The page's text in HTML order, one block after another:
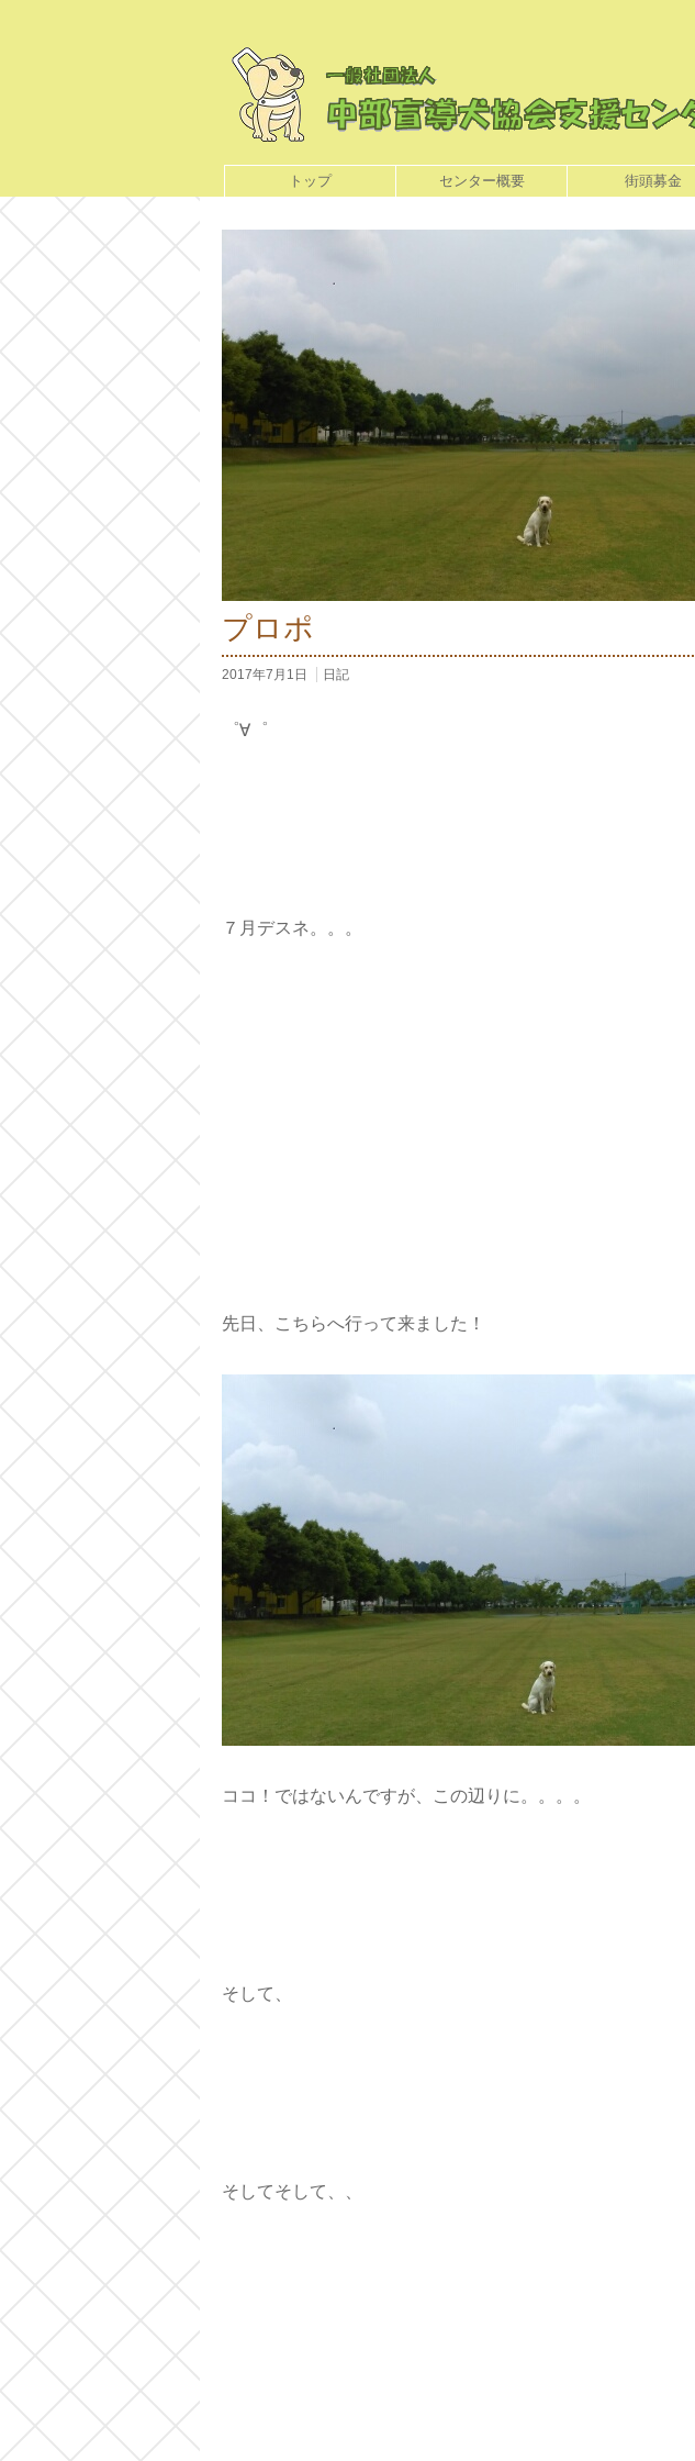
トップ センター概要 街頭募金
プロポ
2017年7月1日 日記
゜∀゜
７月デスネ。。。
先日、こちらへ行って来ました！
ココ！ではないんですが、この辺りに。。。。
そして、
そしてそして、、